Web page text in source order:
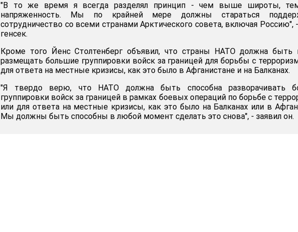
"В то же время я всегда разделял принцип - чем выше широты,
напряженность. Мы по крайней мере должны стараться
сотрудничество со всеми странами Арктического совета, включая Россию",
генсек.
Кроме того Йенс Столтенберг объявил, что страны НАТО должна быть
размещать большие группировки войск за границей для борьбы с
для ответа на местные кризисы, как это было в Афганистане и на Балканах.
"Я твердо верю, что НАТО должна быть способна разворачивать
группировки войск за границей в рамках боевых операций по борьбе с
или для ответа на местные кризисы, как это было на Балканах или в
Мы должны быть способны в любой момент сделать это снова", - заявил он.